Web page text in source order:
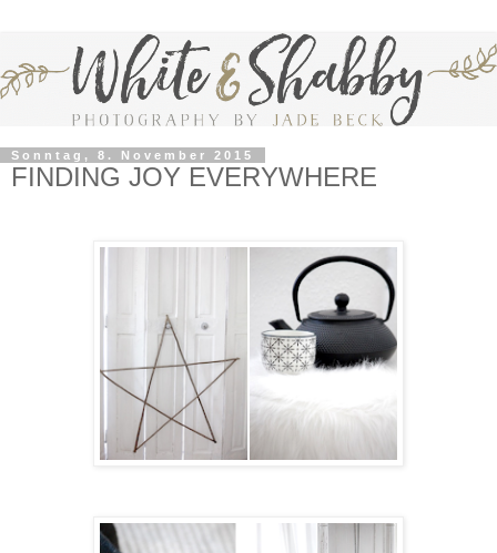
Sonntag, 8. November 2015
FINDING JOY EVERYWHERE